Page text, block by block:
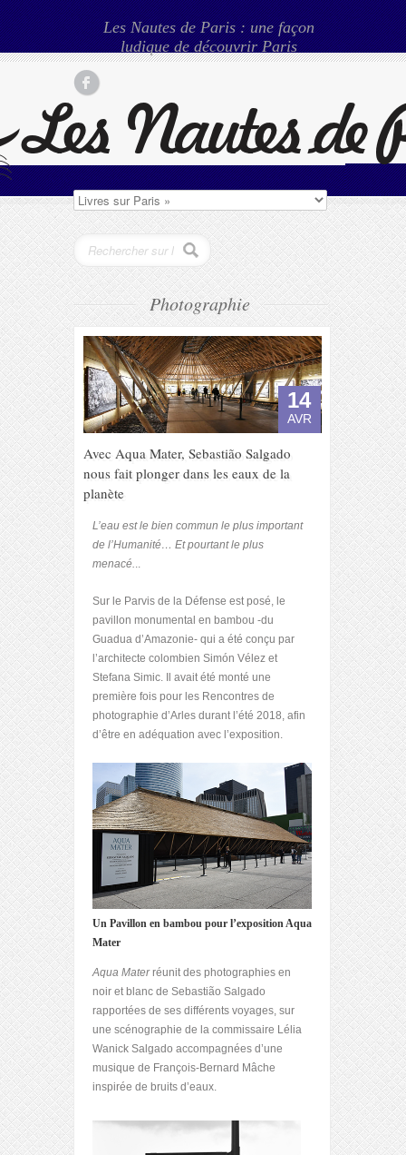
Les Nautes de Paris : une façon
ludique de découvrir Paris
Photographie
14
AVR
Avec Aqua Mater, Sebastião Salgado
nous fait plonger dans les eaux de la
planète
L’eau est le bien commun le plus important
de l’Humanité… Et pourtant le plus
menacé...
Sur le Parvis de la Défense est posé, le
pavillon monumental en bambou -du
Guadua d’Amazonie- qui a été conçu par
l’architecte colombien Simón Vélez et
Stefana Simic. Il avait été monté une
première fois pour les Rencontres de
photographie d’Arles durant l’été 2018, afin
d’être en adéquation avec l’exposition.
Un Pavillon en bambou pour l’exposition Aqua
Mater
Aqua Materréunit des photographies en
noir et blanc de Sebastião Salgado
rapportées de ses différents voyages, sur
une scénographie de la commissaire Lélia
Wanick Salgado accompagnées d’une
musique de François-Bernard Mâche
inspirée de bruits d’eaux.